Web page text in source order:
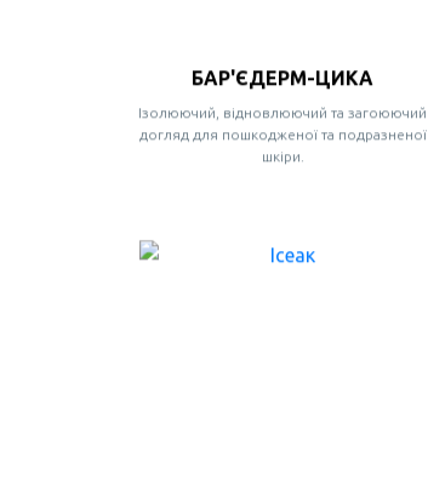
БАР'ЄДЕРМ-ЦИКА
Ізолюючий, відновлюючий та загоюючий
догляд для пошкодженої та подразненої
шкіри.